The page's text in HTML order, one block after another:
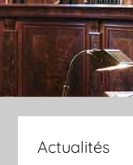
Actualités